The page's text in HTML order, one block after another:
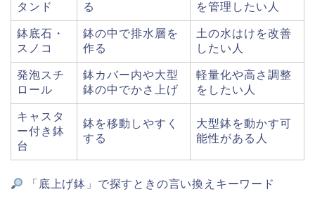
タンド
る
を管理したい人
鉢底石・
スノコ
鉢の中で排水層を
作る
土の水はけを改善
したい人
発泡スチ
ロール
鉢カバー内や大型
鉢の中でかさ上げ
軽量化や高さ調整
をしたい人
キャスタ
ー付き鉢
台
鉢を移動しやすく
する
大型鉢を動かす可
能性がある人
「底上げ鉢」で探すときの言い換えキーワード